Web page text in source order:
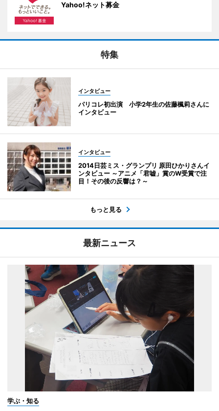
Yahoo!ネット募金
特集
インタビュー
パリコレ初出演 小学2年生の佐藤楓莉さんに
インタビュー
インタビュー
2014日芸ミス・グランプリ 原田ひかりさんイ
ンタビュー ～アニメ「君嘘」賞のW受賞で注
目！その後の反響は？～
もっと見る
最新ニュース
学ぶ・知る